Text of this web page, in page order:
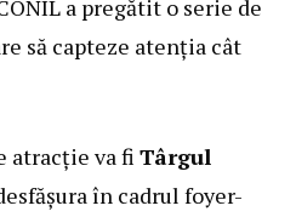
a pregătit o serie de
să capteze atenția cât
atracție va fi Târgul
în cadrul foyer-